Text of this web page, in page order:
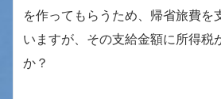
を作ってもらうため、帰省旅費を
いますが、その支給金額に所得税
か？